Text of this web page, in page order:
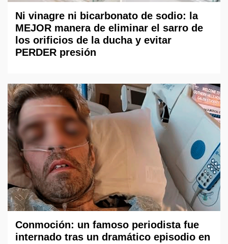
Ni vinagre ni bicarbonato de sodio: la
MEJOR manera de eliminar el sarro de
los orificios de la ducha y evitar
PERDER presión
Conmoción: un famoso periodista fue
internado tras un dramático episodio en